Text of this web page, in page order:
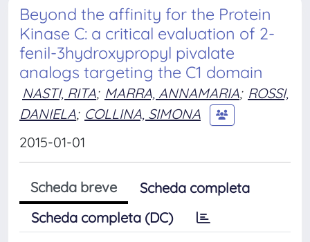
Beyond the affinity for the Protein
Kinase C: a critical evaluation of 2-
fenil-3hydroxypropyl pivalate
analogs targeting the C1 domain
NASTI, RITA; MARRA, ANNAMARIA; ROSSI,
DANIELA; COLLINA, SIMONA
2015-01-01
Scheda breve
Scheda completa
Scheda completa (DC)